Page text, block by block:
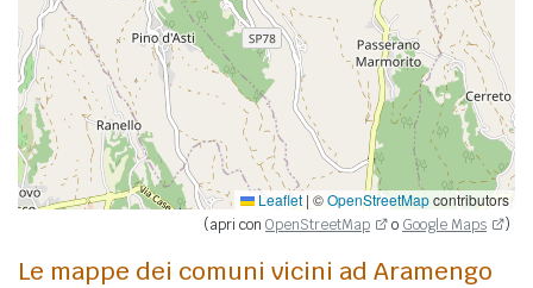
Leaflet | ©OpenStreetMapcontributors
(apri con OpenStreetMap o Google Maps )
Le mappe dei comuni vicini ad Aramengo